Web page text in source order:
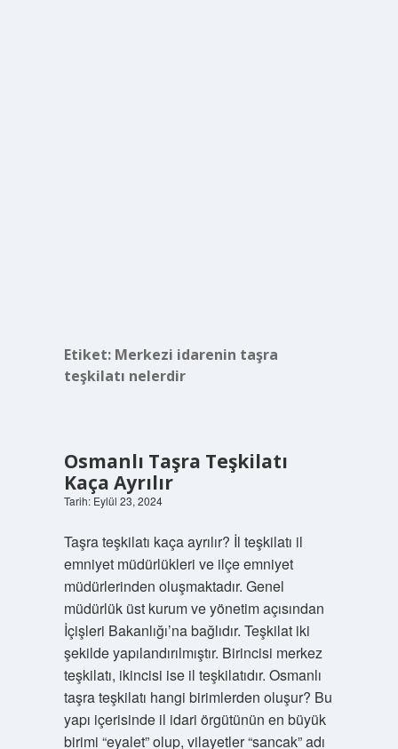
Etiket: Merkezi idarenin taşra
teşkilatı nelerdir
Osmanlı Taşra Teşkilatı
Kaça Ayrılır
Tarih: Eylül 23, 2024
Taşra teşkilatı kaça ayrılır? İl teşkilatı il
emniyet müdürlükleri ve ilçe emniyet
müdürlerinden oluşmaktadır. Genel
müdürlük üst kurum ve yönetim açısından
İçişleri Bakanlığı’na bağlıdır. Teşkilat iki
şekilde yapılandırılmıştır. Birincisi merkez
teşkilatı, ikincisi ise il teşkilatıdır. Osmanlı
taşra teşkilatı hangi birimlerden oluşur? Bu
yapı içerisinde il idari örgütünün en büyük
birimi “eyalet” olup, vilayetler “sancak” adı